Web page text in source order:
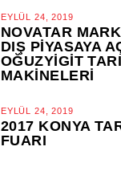
EYLÜL 24, 2019
NOVATAR
DIŞ PIYASAYA
OĞUZYIGIT
MAKINELERI
EYLÜL 24, 2019
2017 KONYA
FUARI